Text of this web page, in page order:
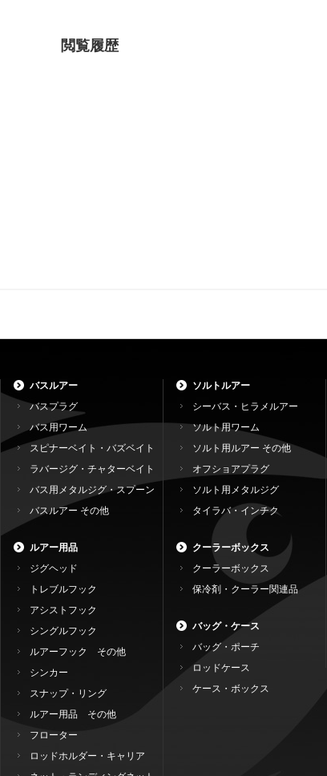
閲覧履歴
バスルアー
バスプラグ
バス用ワーム
スピナーベイト・バズベイト
ラバージグ・チャターベイト
バス用メタルジグ・スプーン
バスルアー その他
ルアー用品
ジグヘッド
トレブルフック
アシストフック
シングルフック
ルアーフック その他
シンカー
スナップ・リング
ルアー用品 その他
フローター
ロッドホルダー・キャリア
ソルトルアー
シーバス・ヒラメルアー
ソルト用ワーム
ソルト用ルアー その他
オフショアプラグ
ソルト用メタルジグ
タイラバ・インチク
クーラーボックス
クーラーボックス
保冷剤・クーラー関連品
バッグ・ケース
バッグ・ポーチ
ロッドケース
ケース・ボックス